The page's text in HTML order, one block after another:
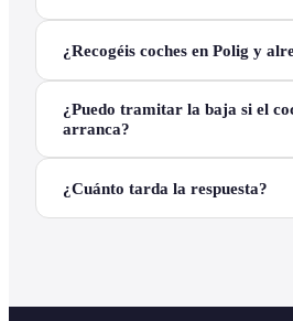
¿Recogéis coches en Polig y
¿Puedo tramitar la baja si el
arranca?
¿Cuánto tarda la respuesta?